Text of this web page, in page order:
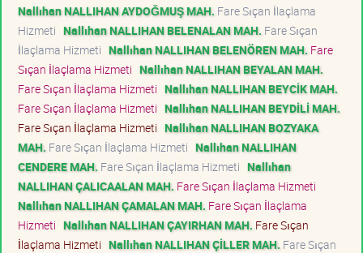
Nallıhan NALLIHAN AYDOĞMUŞ MAH. Fare Sıçan İlaçlama
Hizmeti Nallıhan NALLIHAN BELENALAN MAH. Fare Sıçan
İlaçlama Hizmeti Nallıhan NALLIHAN BELENÖREN MAH. Fare
Sıçan İlaçlama Hizmeti Nallıhan NALLIHAN BEYALAN MAH.
Fare Sıçan İlaçlama Hizmeti Nallıhan NALLIHAN BEYCİK MAH.
Fare Sıçan İlaçlama Hizmeti Nallıhan NALLIHAN BEYDİLİ MAH.
Fare Sıçan İlaçlama Hizmeti Nallıhan NALLIHAN BOZYAKA
MAH. Fare Sıçan İlaçlama Hizmeti Nallıhan NALLIHAN
CENDERE MAH. Fare Sıçan İlaçlama Hizmeti Nallıhan
NALLIHAN ÇALICAALAN MAH. Fare Sıçan İlaçlama Hizmeti
Nallıhan NALLIHAN ÇAMALAN MAH. Fare Sıçan İlaçlama
Hizmeti Nallıhan NALLIHAN ÇAYIRHAN MAH. Fare Sıçan
İlaçlama Hizmeti Nallıhan NALLIHAN ÇİLLER MAH. Fare Sıçan